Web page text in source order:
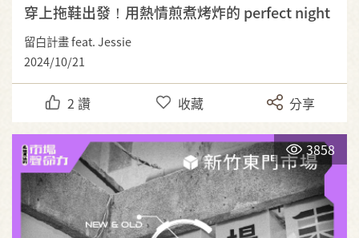
穿上拖鞋出發！用熱情煎煮烤炸的 perfect night
留白計畫 feat. Jessie
2024/10/21
2 讚 收藏 分享
3858